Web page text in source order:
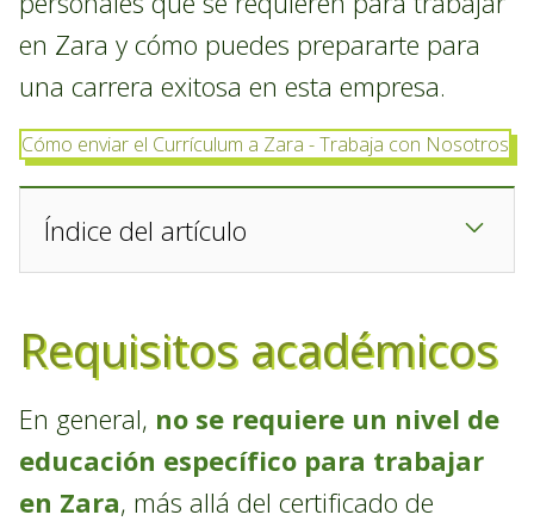
en Zara y cómo puedes prepararte para
una carrera exitosa en esta empresa.
Cómo enviar el Currículum a Zara - Trabaja con Nosotros
Índice del artículo
Requisitos académicos
En general, no se requiere un nivel de
educación específico para trabajar
en Zara, más allá del certificado de